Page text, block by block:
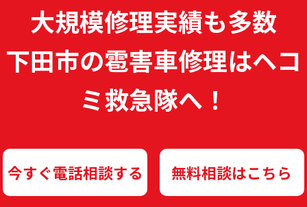
大規模修理実績も多数
下田市の雹害車修理はヘコ
ミ救急隊へ！
今すぐ電話相談する 無料相談はこちら